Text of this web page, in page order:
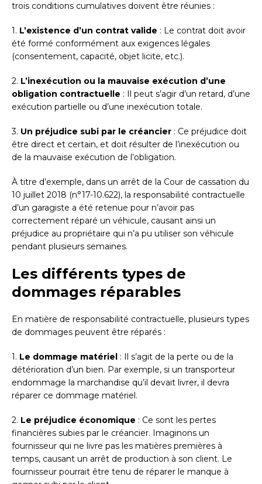
trois conditions cumulatives doivent être réunies :
1. L’existence d’un contrat valide : Le contrat doit avoir
été formé conformément aux exigences légales
(consentement, capacité, objet licite, etc.).
2. L’inexécution ou la mauvaise exécution d’une
obligation contractuelle : Il peut s’agir d’un retard, d’une
exécution partielle ou d’une inexécution totale.
3. Un préjudice subi par le créancier : Ce préjudice doit
être direct et certain, et doit résulter de l’inexécution ou
de la mauvaise exécution de l’obligation.
À titre d’exemple, dans un arrêt de la Cour de cassation du
10 juillet 2018 (n°17-10.622), la responsabilité contractuelle
d’un garagiste a été retenue pour n’avoir pas
correctement réparé un véhicule, causant ainsi un
préjudice au propriétaire qui n’a pu utiliser son véhicule
pendant plusieurs semaines.
Les différents types de
dommages réparables
En matière de responsabilité contractuelle, plusieurs types
de dommages peuvent être réparés :
1. Le dommage matériel : Il s’agit de la perte ou de la
détérioration d’un bien. Par exemple, si un transporteur
endommage la marchandise qu’il devait livrer, il devra
réparer ce dommage matériel.
2. Le préjudice économique : Ce sont les pertes
financières subies par le créancier. Imaginons un
fournisseur qui ne livre pas les matières premières à
temps, causant un arrêt de production à son client. Le
fournisseur pourrait être tenu de réparer le manque à